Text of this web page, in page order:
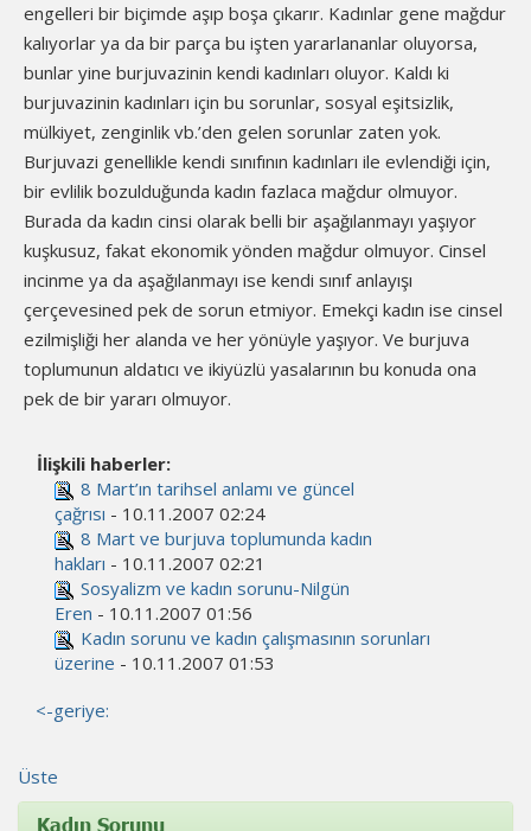
engelleri bir biçimde aşıp boşa çıkarır. Kadınlar gene mağdur
kalıyorlar ya da bir parça bu işten yararlananlar oluyorsa,
bunlar yine burjuvazinin kendi kadınları oluyor. Kaldı ki
burjuvazinin kadınları için bu sorunlar, sosyal eşitsizlik,
mülkiyet, zenginlik vb.’den gelen sorunlar zaten yok.
Burjuvazi genellikle kendi sınıfının kadınları ile evlendiği için,
bir evlilik bozulduğunda kadın fazlaca mağdur olmuyor.
Burada da kadın cinsi olarak belli bir aşağılanmayı yaşıyor
kuşkusuz, fakat ekonomik yönden mağdur olmuyor. Cinsel
incinme ya da aşağılanmayı ise kendi sınıf anlayışı
çerçevesined pek de sorun etmiyor. Emekçi kadın ise cinsel
ezilmişliği her alanda ve her yönüyle yaşıyor. Ve burjuva
toplumunun aldatıcı ve ikiyüzlü yasalarının bu konuda ona
pek de bir yararı olmuyor.
İlişkili haberler:
8 Mart’ın tarihsel anlamı ve güncel
çağrısı - 10.11.2007 02:24
8 Mart ve burjuva toplumunda kadın
hakları - 10.11.2007 02:21
Sosyalizm ve kadın sorunu-Nilgün
Eren - 10.11.2007 01:56
Kadın sorunu ve kadın çalışmasının sorunları
üzerine - 10.11.2007 01:53
<-geriye:
Üste
Kadın Sorunu